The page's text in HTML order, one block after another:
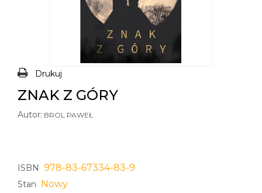
Drukuj
ZNAK Z GÓRY
Autor: BROL PAWEŁ
ISBN 978-83-67334-83-9
Stan Nowy